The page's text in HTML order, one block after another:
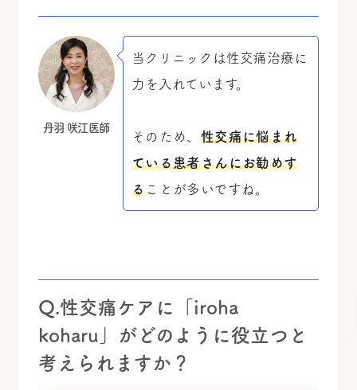
丹羽 咲江医師
当クリニックは性交痛治療に
力を入れています。
そのため、 性交痛に悩まれ
ている患者さんにお勧めす
る ことが多いですね。
Q.性交痛ケアに「iroha
koharu」がどのように役立つと
考えられますか？